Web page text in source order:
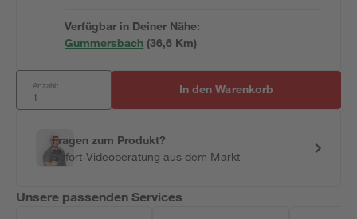
Verfügbar in Deiner Nähe:
Gummersbach (36,6 Km)
Anzahl: In den Warenkorb
Fragen zum Produkt?
Sofort-Videoberatung aus dem Markt
Unsere passenden Services